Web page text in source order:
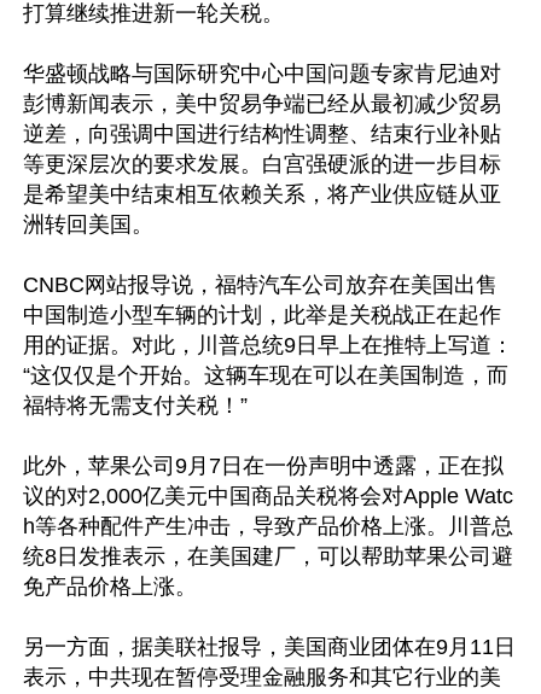
打算继续推进新一轮关税。
华盛顿战略与国际研究中心中国问题专家肯尼迪对
彭博新闻表示，美中贸易争端已经从最初减少贸易
逆差，向强调中国进行结构性调整、结束行业补贴
等更深层次的要求发展。白宫强硬派的进一步目标
是希望美中结束相互依赖关系，将产业供应链从亚
洲转回美国。
CNBC网站报导说，福特汽车公司放弃在美国出售
中国制造小型车辆的计划，此举是关税战正在起作
用的证据。对此，川普总统9日早上在推特上写道：
“这仅仅是个开始。这辆车现在可以在美国制造，而
福特将无需支付关税！”
此外，苹果公司9月7日在一份声明中透露，正在拟
议的对2,000亿美元中国商品关税将会对Apple Watc
h等各种配件产生冲击，导致产品价格上涨。川普总
统8日发推表示，在美国建厂，可以帮助苹果公司避
免产品价格上涨。
另一方面，据美联社报导，美国商业团体在9月11日
表示，中共现在暂停受理金融服务和其它行业的美